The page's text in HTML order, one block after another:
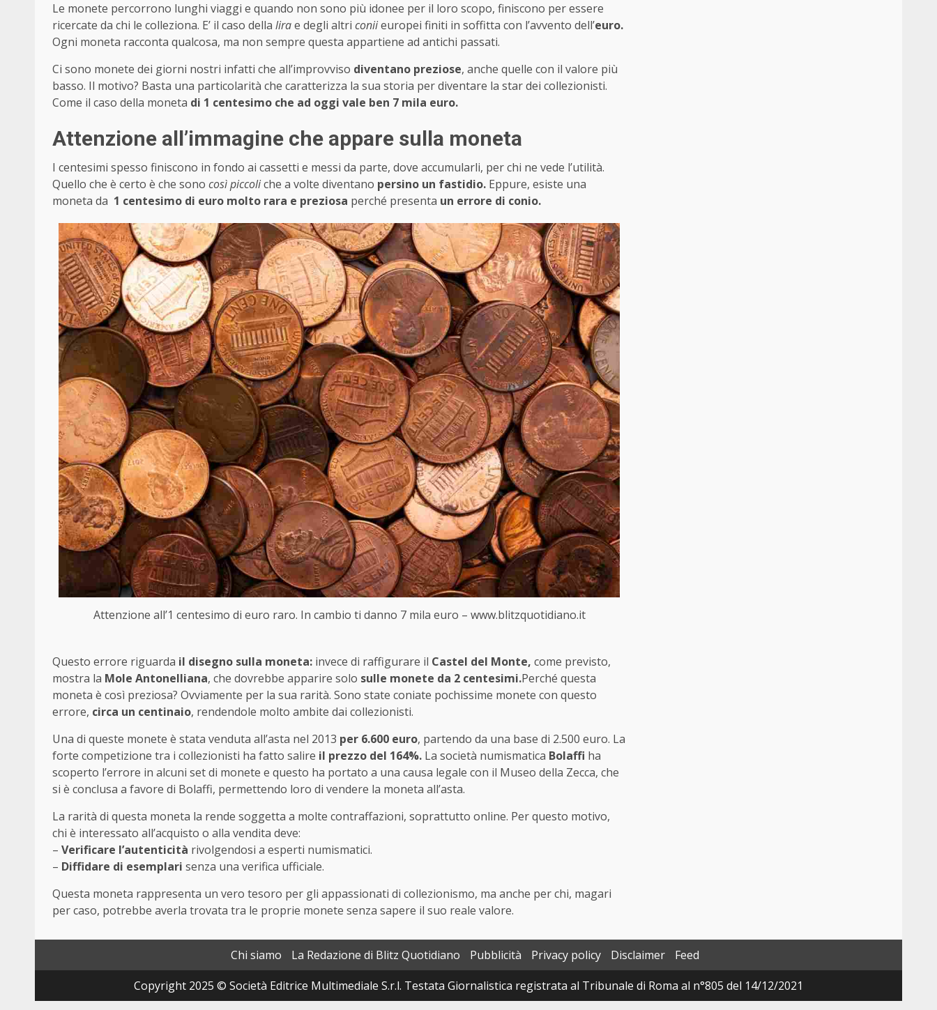
Le monete percorrono lunghi viaggi e quando non sono più idonee per il loro scopo, finiscono per essere
ricercate da chi le colleziona. E’ il caso della lirae degli altri coniieuropei finiti in soffitta con l’avvento dell’euro.
Ogni moneta racconta qualcosa, ma non sempre questa appartiene ad antichi passati.
Ci sono monete dei giorni nostri infatti che all’improvviso diventano preziose, anche quelle con il valore più
basso. Il motivo? Basta una particolarità che caratterizza la sua storia per diventare la star dei collezionisti.
Come il caso della moneta di 1 centesimo che ad oggi vale ben 7 mila euro.
Attenzione all’immagine che appare sulla moneta
I centesimi spesso finiscono in fondo ai cassetti e messi da parte, dove accumularli, per chi ne vede l’utilità.
Quello che è certo è che sono così piccoliche a volte diventano persino un fastidio. Eppure, esiste una
moneta da 1 centesimo di euro molto rara e preziosa perché presenta un errore di conio.
Attenzione all’1 centesimo di euro raro. In cambio ti danno 7 mila euro – www.blitzquotidiano.it
Questo errore riguarda il disegno sulla moneta: invece di raffigurare il Castel del Monte, come previsto,
mostra la Mole Antonelliana, che dovrebbe apparire solo sulle monete da 2 centesimi.Perché questa
moneta è così preziosa? Ovviamente per la sua rarità. Sono state coniate pochissime monete con questo
errore, circa un centinaio, rendendole molto ambite dai collezionisti.
Una di queste monete è stata venduta all’asta nel 2013 per 6.600 euro, partendo da una base di 2.500 euro. La
forte competizione tra i collezionisti ha fatto salire il prezzo del 164%. La società numismatica Bolaffi ha
scoperto l’errore in alcuni set di monete e questo ha portato a una causa legale con il Museo della Zecca, che
si è conclusa a favore di Bolaffi, permettendo loro di vendere la moneta all’asta.
La rarità di questa moneta la rende soggetta a molte contraffazioni, soprattutto online. Per questo motivo,
chi è interessato all’acquisto o alla vendita deve:
– Verificare l’autenticità rivolgendosi a esperti numismatici.
– Diffidare di esemplari senza una verifica ufficiale.
Questa moneta rappresenta un vero tesoro per gli appassionati di collezionismo, ma anche per chi, magari
per caso, potrebbe averla trovata tra le proprie monete senza sapere il suo reale valore.
Chi siamo La Redazione di Blitz Quotidiano Pubblicità Privacy policy Disclaimer
Feed
Copyright 2025 © Società Editrice Multimediale S.r.l. Testata Giornalistica registrata al Tribunale di Roma al n°805 del 14/12/2021